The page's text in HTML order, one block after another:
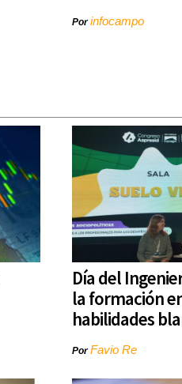
Porinfocampo
Día del
la formación
habilidades
PorFavio Re